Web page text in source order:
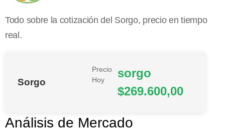
Todo sobre la cotización del Sorgo, precio en tiempo
real.
Sorgo
Precio
Hoy
sorgo
$269.600,00
Análisis de Mercado